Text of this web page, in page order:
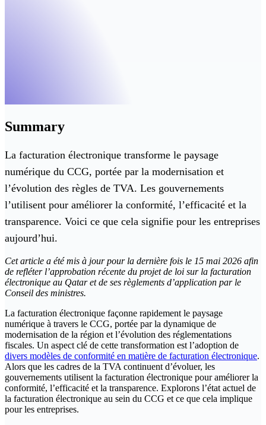
Summary
La facturation électronique transforme le paysage
numérique du CCG, portée par la modernisation et
l’évolution des règles de TVA. Les gouvernements
l’utilisent pour améliorer la conformité, l’efficacité et la
transparence. Voici ce que cela signifie pour les entreprises
aujourd’hui.
Cet article a été mis à jour pour la dernière fois le 15 mai 2026 afin
de refléter l’approbation récente du projet de loi sur la facturation
électronique au Qatar et de ses règlements d’application par le
Conseil des ministres.
La facturation électronique façonne rapidement le paysage
numérique à travers le CCG, portée par la dynamique de
modernisation de la région et l’évolution des réglementations
fiscales. Un aspect clé de cette transformation est l’adoption de
divers modèles de conformité en matière de facturation électronique.
Alors que les cadres de la TVA continuent d’évoluer, les
gouvernements utilisent la facturation électronique pour améliorer la
conformité, l’efficacité et la transparence. Explorons l’état actuel de
la facturation électronique au sein du CCG et ce que cela implique
pour les entreprises.